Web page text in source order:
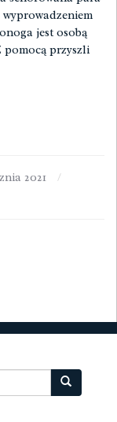
jest osobą
pomocą przyszli
2021
/